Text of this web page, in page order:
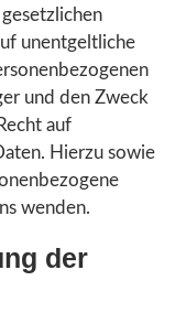
unentgeltliche
und den Zweck
auf
Hierzu sowie
wenden.
der